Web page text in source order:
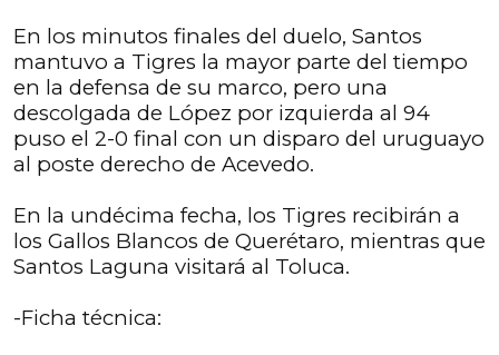
En los minutos finales del duelo, Santos
mantuvo a Tigres la mayor parte del tiempo
en la defensa de su marco, pero una
descolgada de López por izquierda al 94
puso el 2-0 final con un disparo del uruguayo
al poste derecho de Acevedo.
En la undécima fecha, los Tigres recibirán a
los Gallos Blancos de Querétaro, mientras que
Santos Laguna visitará al Toluca.
-Ficha técnica: